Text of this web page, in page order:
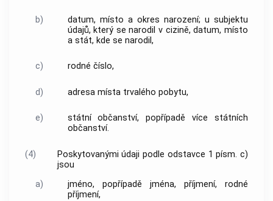
b)
datum, místo a okres narození; u subjektu
údajů, který se narodil v cizině, datum, místo
a stát, kde se narodil,
c) rodné číslo,
d) adresa místa trvalého pobytu,
e)
státní občanství, popřípadě více státních
občanství.
(4)
Poskytovanými údaji podle odstavce 1 písm. c)
jsou
a)
jméno, popřípadě jména, příjmení, rodné
příjmení,